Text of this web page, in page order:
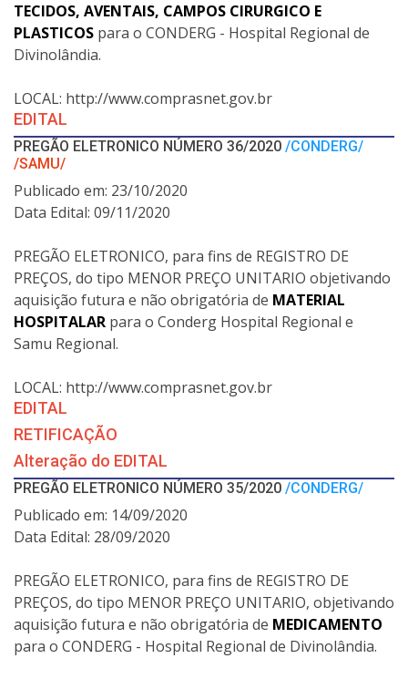
TECIDOS, AVENTAIS, CAMPOS CIRURGICO E
PLASTICOS para o CONDERG - Hospital Regional de
Divinolândia.
LOCAL: http://www.comprasnet.gov.br
EDITAL
PREGÃO ELETRONICO NÚMERO 36/2020 /CONDERG/
/SAMU/
Publicado em: 23/10/2020
Data Edital: 09/11/2020
PREGÃO ELETRONICO, para fins de REGISTRO DE
PREÇOS, do tipo MENOR PREÇO UNITARIO objetivando
aquisição futura e não obrigatória de MATERIAL
HOSPITALAR para o Conderg Hospital Regional e
Samu Regional.
LOCAL: http://www.comprasnet.gov.br
EDITAL
RETIFICAÇÃO
Alteração do EDITAL
PREGÃO ELETRONICO NÚMERO 35/2020 /CONDERG/
Publicado em: 14/09/2020
Data Edital: 28/09/2020
PREGÃO ELETRONICO, para fins de REGISTRO DE
PREÇOS, do tipo MENOR PREÇO UNITARIO, objetivando
aquisição futura e não obrigatória de MEDICAMENTO
para o CONDERG - Hospital Regional de Divinolândia.